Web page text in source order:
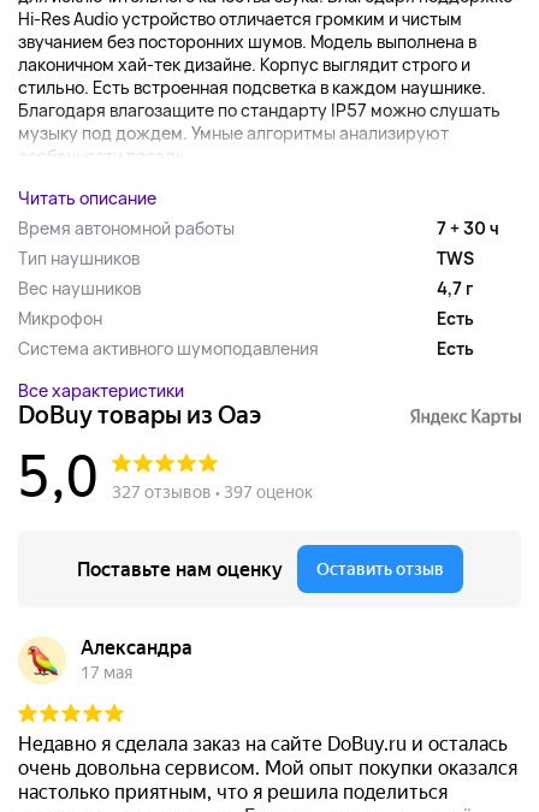
Hi-Res Audio устройство отличается громким и чистым
звучанием без посторонних шумов. Модель выполнена в
лаконичном хай-тек дизайне. Корпус выглядит строго и
стильно. Есть встроенная подсветка в каждом наушнике.
Благодаря влагозащите по стандарту IP57 можно слушать
музыку под дождем. Умные алгоритмы анализируют
особенности посадк...
Читать описание
Время автономной работы
7 + 30 ч
Тип наушников
TWS
Вес наушников
4,7 г
Микрофон
Есть
Система активного шумоподавления
Есть
Все характеристики